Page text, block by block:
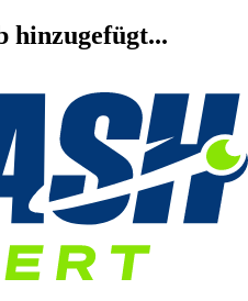
hinzugefügt...